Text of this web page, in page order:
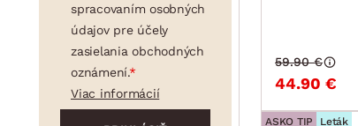
max.
spracovaním osobných
údajov pre účely
zasielania obchodných
oznámení.
Viac informácií
44.90 €
59.90 €
ASKO TIP Leták